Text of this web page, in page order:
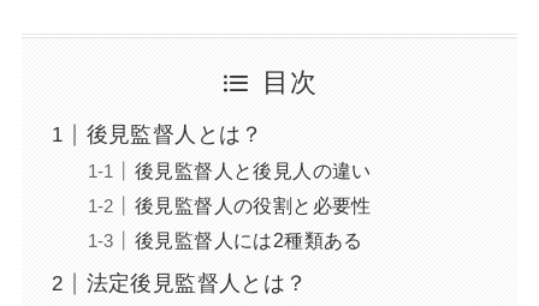
目次
後見監督人とは？
後見監督人と後見人の違い
後見監督人の役割と必要性
後見監督人には2種類ある
法定後見監督人とは？